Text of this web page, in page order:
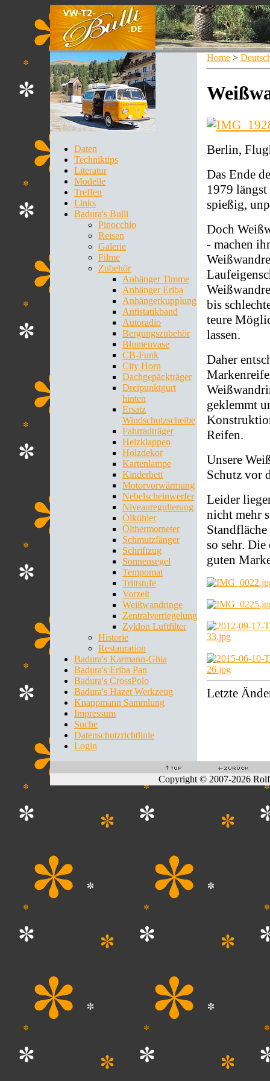
Daten
Techniktips
Literatur
Modelle
Treffen
Links
Badura's Bulli
Pinocchio
Reisen
Galerie
Filme
Zubehör
Anhänger Timme
Anhänger Eriba
Anhängerkupplung
Antistatikband
Autoradio
Bergungszubehör
Blumenvase
CB-Funk
City Horn
Dachgepäckträger
Dreipunktgurt
hinten
Ersatz
Windschutzscheibe
Fahrradträger
Heizklappen
Holzdekor
Kartenlampe
Kinderbett
Motorvorwärmung
Nebelscheinwerfer
Niveauregulierung
Ölkühler
Ölthermometer
Schmutzfänger
Schriftzug
Sonnensegel
Tempomat
Trittstufe
Vorzelt
Weißwandringe
Zentralverriegelung
Zyklon Luftfilter
Historie
Restauration
Badura's Karmann-Ghia
Badura's Eriba Pan
Badura's CrossPolo
Badura's Hazet Werkzeug
Knappmann Sammlung
Impressum
Suche
Datenschutzrichtlinie
Login
Home >
Berlin,
Das Ende
1979
spießig,
Doch
- machen
bis
teure
lassen.
Daher
geklemmt
Reifen.
Unsere
Schutz vor
Leider
nicht mehr
so sehr.
guten
Letzte
Copyright © 2007-2026